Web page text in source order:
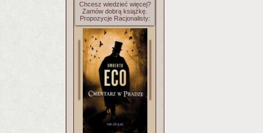
Chcesz wiedzieć więcej?
Zamów dobrą książkę.
Propozycje Racjonalisty: